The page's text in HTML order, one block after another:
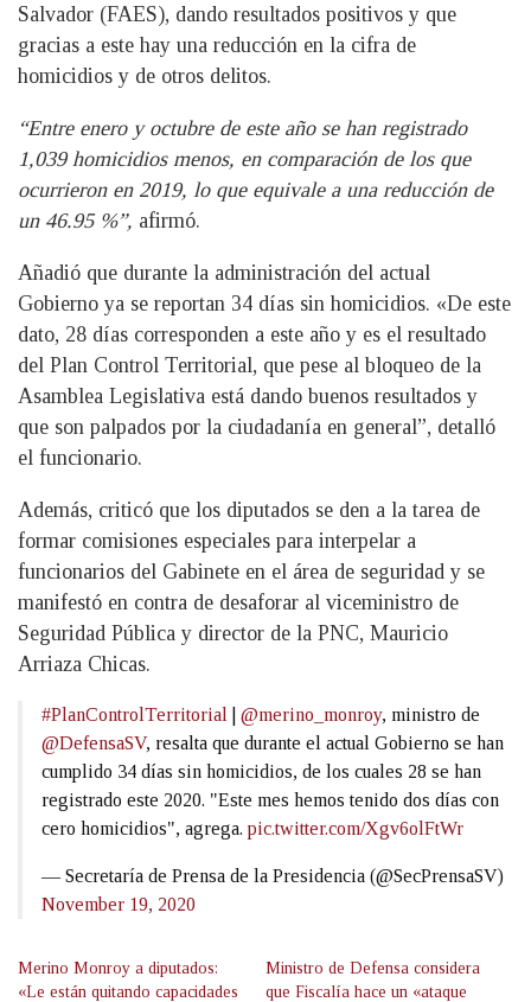
Salvador (FAES), dando resultados positivos y que
gracias a este hay una reducción en la cifra de
homicidios y de otros delitos.
“Entre enero y octubre de este año se han registrado
1,039 homicidios menos, en comparación de los que
ocurrieron en 2019, lo que equivale a una reducción de
un 46.95 %”, afirmó.
Añadió que durante la administración del actual
Gobierno ya se reportan 34 días sin homicidios. «De este
dato, 28 días corresponden a este año y es el resultado
del Plan Control Territorial, que pese al bloqueo de la
Asamblea Legislativa está dando buenos resultados y
que son palpados por la ciudadanía en general”, detalló
el funcionario.
Además, criticó que los diputados se den a la tarea de
formar comisiones especiales para interpelar a
funcionarios del Gabinete en el área de seguridad y se
manifestó en contra de desaforar al viceministro de
Seguridad Pública y director de la PNC, Mauricio
Arriaza Chicas.
#PlanControlTerritorial @merino_monroy, ministro de
@DefensaSV, resalta que durante el actual Gobierno se han
cumplido 34 días sin homicidios, de los cuales 28 se han
registrado este 2020. "Este mes hemos tenido dos días con
cero homicidios", agrega. pic.twitter.com/Xgv6olFtWr
— Secretaría de Prensa de la Presidencia (@SecPrensaSV)
November 19, 2020
Merino Monroy a diputados:
«Le están quitando capacidades
Ministro de Defensa considera
que Fiscalía hace un «ataque